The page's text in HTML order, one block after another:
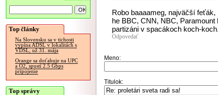
Top články
Na Slovensku sa v tichosti
vypína ADSL v lokalitách s
VDSL, už 31. mája
Orange sa doťahuje na UPC
a O2, spustí 2.5 Gbps
pripojenie
Top správy
Robo baaaameg, najväčší
he BBC, CNN, NBC,
partizáni v spacákoch koch-
Odpovedať
Meno:
Titulok: